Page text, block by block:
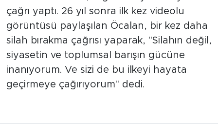
çağrı yaptı. 26 yıl sonra ilk kez videolu
görüntüsü paylaşılan Öcalan, bir kez daha
silah bırakma çağrısı yaparak, "Silahın değil,
siyasetin ve toplumsal barışın gücüne
inanıyorum. Ve sizi de bu ilkeyi hayata
geçirmeye çağırıyorum" dedi.